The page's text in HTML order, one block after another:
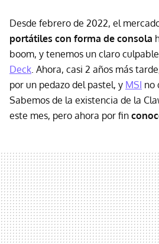
Desde febrero de 2022, el
portátiles con forma de consola
boom, y tenemos un claro
Deck. Ahora, casi 2 años más
por un pedazo del pastel, y MSI no
Sabemos de la existencia de la
este mes, pero ahora por fin